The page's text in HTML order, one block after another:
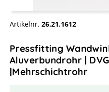
Artikelnr. 26.21.1612
Pressfitting
Aluverbundrohr |
|Mehrschichtrohr